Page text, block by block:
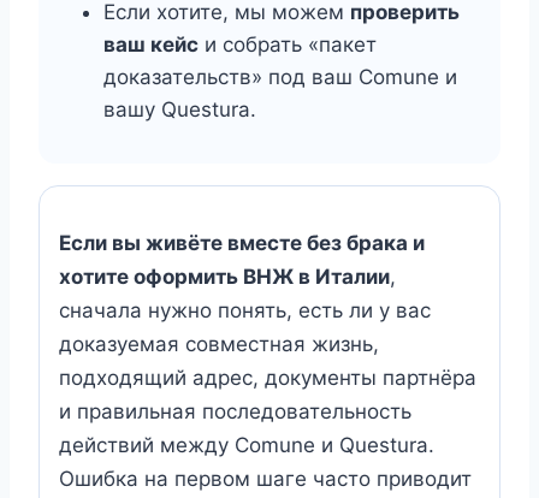
Если хотите, мы можем проверить
ваш кейс и собрать «пакет
доказательств» под ваш Comune и
вашу Questura.
Если вы живёте вместе без брака и
хотите оформить ВНЖ в Италии,
сначала нужно понять, есть ли у вас
доказуемая совместная жизнь,
подходящий адрес, документы партнёра
и правильная последовательность
действий между Comune и Questura.
Ошибка на первом шаге часто приводит